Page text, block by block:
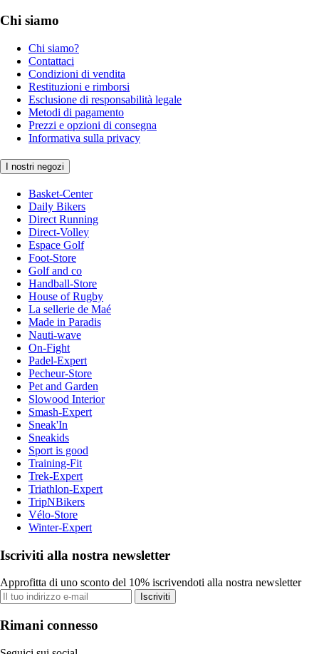
Chi siamo
Chi siamo?
Contattaci
Condizioni di vendita
Restituzioni e rimborsi
Esclusione di responsabilità legale
Metodi di pagamento
Prezzi e opzioni di consegna
Informativa sulla privacy
I nostri negozi
Basket-Center
Daily Bikers
Direct Running
Direct-Volley
Espace Golf
Foot-Store
Golf and co
Handball-Store
House of Rugby
La sellerie de Maé
Made in Paradis
Nauti-wave
On-Fight
Padel-Expert
Pecheur-Store
Pet and Garden
Slowood Interior
Smash-Expert
Sneak'In
Sneakids
Sport is good
Training-Fit
Trek-Expert
Triathlon-Expert
TripNBikers
Vélo-Store
Winter-Expert
Iscriviti alla nostra newsletter
Approfitta di uno sconto del 10% iscrivendoti alla nostra newsletter
Iscriviti
Rimani connesso